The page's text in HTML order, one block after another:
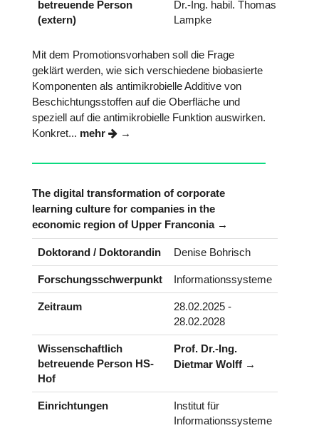
betreuende Person
(extern)
Dr.-Ing. habil. Thomas
Lampke
Mit dem Promotionsvorhaben soll die Frage
geklärt werden, wie sich verschiedene biobasierte
Komponenten als antimikrobielle Additive von
Beschichtungsstoffen auf die Oberfläche und
speziell auf die antimikrobielle Funktion auswirken.
Konkret... mehr
The digital transformation of corporate
learning culture for companies in the
economic region of Upper Franconia
Doktorand / Doktorandin Denise Bohrisch
Forschungsschwerpunkt Informationssysteme
Zeitraum
28.02.2025 -
28.02.2028
Wissenschaftlich
betreuende Person HS-
Hof
Prof. Dr.-Ing.
Dietmar Wolff
Einrichtungen
Institut für
Informationssysteme